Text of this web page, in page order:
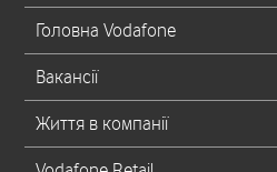
Головна Vodafone
Вакансії
Життя в компанії